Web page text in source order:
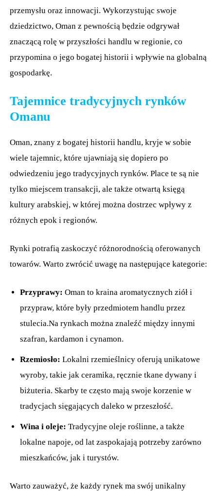
przemysłu oraz innowacji. Wykorzystując swoje
dziedzictwo, Oman z pewnością będzie odgrywał
znaczącą rolę w przyszłości handlu w regionie, co
przypomina o jego bogatej historii i wpływie na globalną
gospodarkę.
Tajemnice tradycyjnych rynków
Omanu
Oman, znany z bogatej historii handlu, kryje w sobie
wiele tajemnic, które ujawniają się dopiero po
odwiedzeniu jego tradycyjnych rynków. Place te są nie
tylko miejscem transakcji, ale także otwartą księgą
kultury arabskiej, w której można dostrzec wpływy z
różnych epok i regionów.
Rynki potrafią zaskoczyć różnorodnością oferowanych
towarów. Warto zwrócić uwagę na następujące kategorie:
Przyprawy: Oman to kraina aromatycznych ziół i
przypraw, które były przedmiotem handlu przez
stulecia.Na rynkach można znaleźć między innymi
szafran, kardamon i cynamon.
Rzemiosło: Lokalni rzemieślnicy oferują unikatowe
wyroby, takie jak ceramika, ręcznie tkane dywany i
biżuteria. Skarby te często mają swoje korzenie w
tradycjach sięgających daleko w przeszłość.
Wina i oleje: Tradycyjne oleje roślinne, a także
lokalne napoje, od lat zaspokajają potrzeby zarówno
mieszkańców, jak i turystów.
Warto zauważyć, że każdy rynek ma swój unikalny